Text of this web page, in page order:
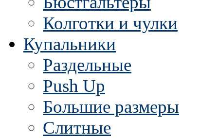
Колготки и чулки
Купальники
Раздельные
Push Up
Большие размеры
Слитные